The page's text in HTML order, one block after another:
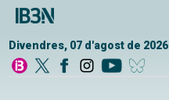
Divendres, 07 d'agost de 2026